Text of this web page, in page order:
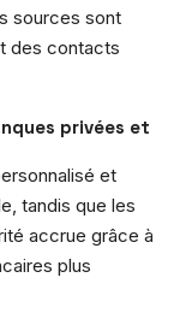
sources sont
des contacts
privées et
et
tandis que les
accrue grâce à
plus